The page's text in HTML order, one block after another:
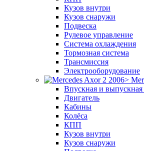
Кузов внутри
Кузов снаружи
Подвеска
Рулевое управление
Система охлаждения
Тормозная система
Трансмиссия
Электрооборудование
Впускная и выпускная
Двигатель
Кабины
Колёса
КПП
Кузов внутри
Кузов снаружи